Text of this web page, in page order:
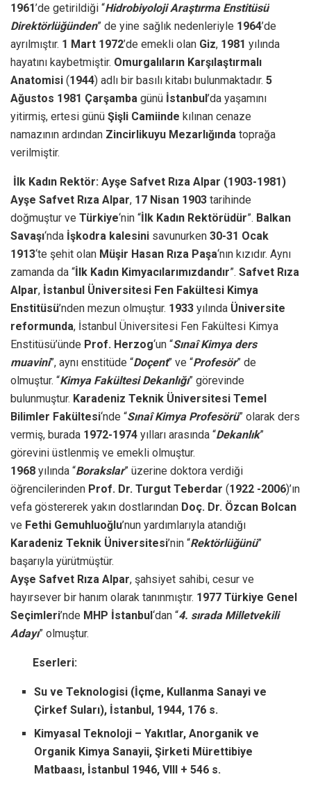
1961’de getirildiği “Hidrobiyoloji Araştırma Enstitüsü
Direktörlüğünden” de yine sağlık nedenleriyle 1964’de
ayrılmıştır. 1 Mart 1972’de emekli olan Giz, 1981 yılında
hayatını kaybetmiştir. Omurgalıların Karşılaştırmalı
Anatomisi (1944) adlı bir basılı kitabı bulunmaktadır. 5
Ağustos 1981 Çarşamba günü İstanbul’da yaşamını
yitirmiş, ertesi günü Şişli Camiinde kılınan cenaze
namazının ardından Zincirlikuyu Mezarlığında toprağa
verilmiştir.
İlk Kadın Rektör: Ayşe Safvet Rıza Alpar (1903-1981)
Ayşe Safvet Rıza Alpar, 17 Nisan 1903 tarihinde
doğmuştur ve Türkiye‘nin “İlk Kadın Rektörüdür”. Balkan
Savaşı‘nda İşkodra kalesini savunurken 30-31 Ocak
1913‘te şehit olan Müşir Hasan Rıza Paşa‘nın kızıdır. Aynı
zamanda da “İlk Kadın Kimyacılarımızdandır”. Safvet Rıza
Alpar, İstanbul Üniversitesi Fen Fakültesi Kimya
Enstitüsü’nden mezun olmuştur. 1933 yılında Üniversite
reformunda, İstanbul Üniversitesi Fen Fakültesi Kimya
Enstitüsü’ünde Prof. Herzog‘un “Sınaî Kimya ders
muavini”, aynı enstitüde “Doçent” ve “Profesör” de
olmuştur. “Kimya Fakültesi Dekanlığı” görevinde
bulunmuştur. Karadeniz Teknik Üniversitesi Temel
Bilimler Fakültesi‘nde “Sınaî Kimya Profesörü” olarak ders
vermiş, burada 1972-1974 yılları arasında “Dekanlık”
görevini üstlenmiş ve emekli olmuştur.
1968 yılında “Borakslar” üzerine doktora verdiği
öğrencilerinden Prof. Dr. Turgut Teberdar (1922 -2006)’ın
vefa göstererek yakın dostlarından Doç. Dr. Özcan Bolcan
ve Fethi Gemuhluoğlu’nun yardımlarıyla atandığı
Karadeniz Teknik Üniversitesi’nin “Rektörlüğünü”
başarıyla yürütmüştür.
Ayşe Safvet Rıza Alpar, şahsiyet sahibi, cesur ve
hayırsever bir hanım olarak tanınmıştır. 1977 Türkiye Genel
Seçimleri’nde MHP İstanbul‘dan “4. sırada Milletvekili
Adayı” olmuştur.
Eserleri:
Su ve Teknologisi (İçme, Kullanma Sanayi ve
Çirkef Suları), İstanbul, 1944, 176 s.
Kimyasal Teknoloji – Yakıtlar, Anorganik ve
Organik Kimya Sanayii, Şirketi Mürettibiye
Matbaası, İstanbul 1946, VIII + 546 s.